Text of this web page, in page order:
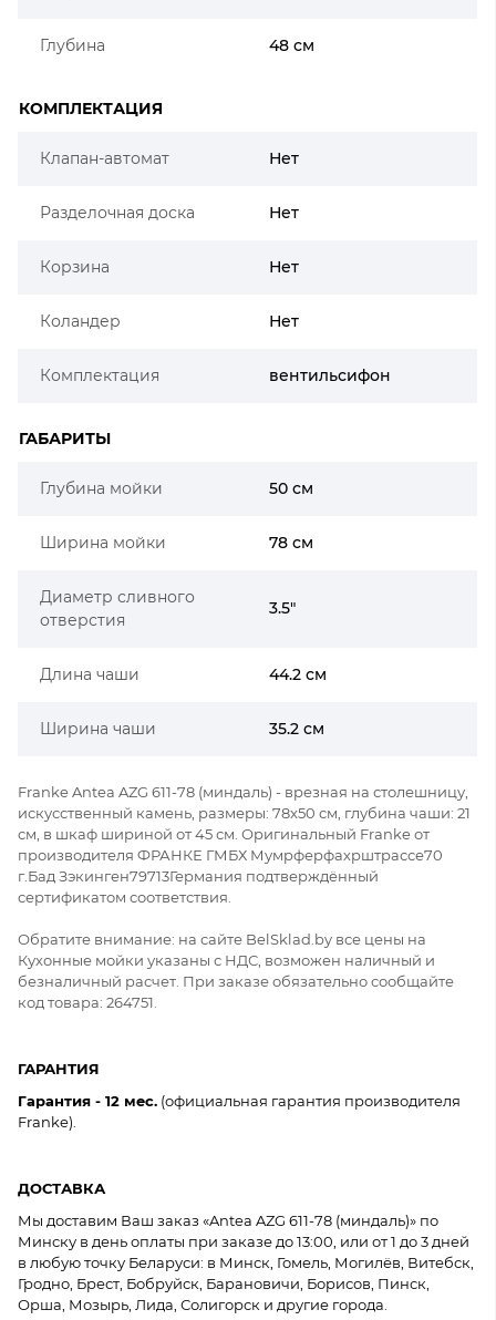
Глубина 48 см
КОМПЛЕКТАЦИЯ
Клапан-автомат Нет
Разделочная доска Нет
Корзина Нет
Коландер Нет
Комплектация вентильсифон
ГАБАРИТЫ
Глубина мойки 50 см
Ширина мойки 78 см
Диаметр сливного
отверстия
3.5"
Длина чаши 44.2 см
Ширина чаши 35.2 см
Franke Antea AZG 611-78 (миндаль) - врезная на столешницу,
искусственный камень, размеры: 78x50 см, глубина чаши: 21
см, в шкаф шириной от 45 см. Оригинальный Franke от
производителя ФРАНКЕ ГМБХ Мумрферфахрштрассе70
г.Бад Зэкинген79713Германия подтверждённый
сертификатом соответствия.
Обратите внимание: на сайте BelSklad.by все цены на
Кухонные мойки указаны с НДС, возможен наличный и
безналичный расчет. При заказе обязательно сообщайте
код товара: 264751.
ГАРАНТИЯ
Гарантия - 12 мес. (официальная гарантия производителя
Franke).
ДОСТАВКА
Мы доставим Ваш заказ «Antea AZG 611-78 (миндаль)» по
Минску в день оплаты при заказе до 13:00, или от 1 до 3 дней
в любую точку Беларуси: в Минск, Гомель, Могилёв, Витебск,
Гродно, Брест, Бобруйск, Барановичи, Борисов, Пинск,
Орша, Мозырь, Лида, Солигорск и другие города.